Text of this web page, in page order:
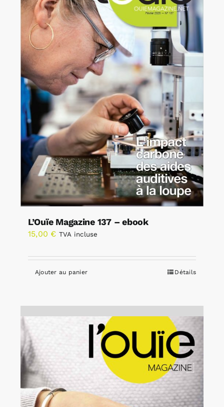
L’Ouïe Magazine 137 – ebook
15,00 € TVA incluse
Ajouter au panier Détails